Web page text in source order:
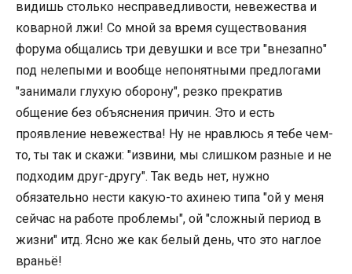
видишь столько несправедливости, невежества и
коварной лжи! Со мной за время существования
форума общались три девушки и все три "внезапно"
под нелепыми и вообще непонятными предлогами
"занимали глухую оборону", резко прекратив
общение без объяснения причин. Это и есть
проявление невежества! Ну не нравлюсь я тебе чем-
то, ты так и скажи: "извини, мы слишком разные и не
подходим друг-другу". Так ведь нет, нужно
обязательно нести какую-то ахинею типа "ой у меня
сейчас на работе проблемы", ой "сложный период в
жизни" итд. Ясно же как белый день, что это наглое
враньё!